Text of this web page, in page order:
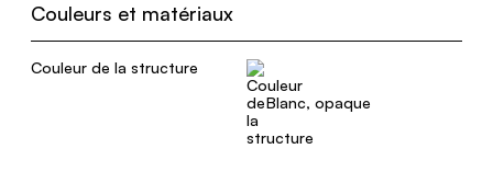
Couleurs et matériaux
Couleur de la structure
Blanc, opaque